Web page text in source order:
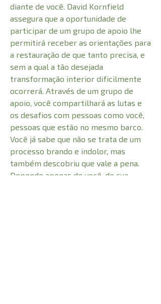
diante de você. David Kornfield
assegura que a oportunidade de
participar de um grupo de apoio lhe
permitirá receber as orientações para
a restauração de que tanto precisa, e
sem a qual a tão desejada
transformação interior dificilmente
ocorrerá. Através de um grupo de
apoio, você compartilhará as lutas e
os desafios com pessoas como você,
pessoas que estão no mesmo barco.
Você já sabe que não se trata de um
processo brando e indolor, mas
também descobriu que vale a pena.
Depende apenas de você, de sua